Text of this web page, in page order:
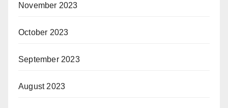
November 2023
October 2023
September 2023
August 2023